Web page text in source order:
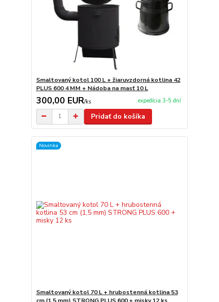
Smaltovaný kotol 100 L + žiaruvzdorná kotlina 42
PLUS 600 4 MM + Nádoba na masť 10 L
300,00 EUR/ks expedícia 3-5 dní
Pridať do košíka
Novinka
Smaltovaný kotol 70 L + hrubostenná kotlina 53